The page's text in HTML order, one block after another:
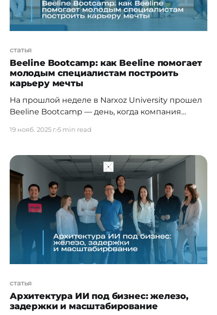
статья
Beeline Bootcamp: как Beeline помогает
молодым специалистам построить
карьеру мечты
На прошлой неделе в Narxoz University прошел
Beeline Bootcamp — день, когда компания
бизнесе и почему поддержка молодых
специалистов сегодня критически важна для
рынка. Чем раньше молодые специалисты
получают доступ к реальным задачам,
экспертам и инструментам, тем
19 нояб. 2025 г.5 min read
статья
Архитектура ИИ под бизнес: железо,
задержки и масштабирование